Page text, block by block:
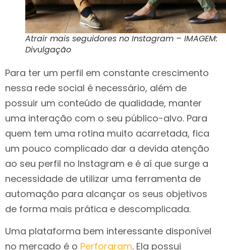
Atrair mais seguidores no Instagram – IMAGEM:
Divulgação
Para ter um perfil em constante crescimento
nessa rede social é necessário, além de
possuir um conteúdo de qualidade, manter
uma interação com o seu público-alvo. Para
quem tem uma rotina muito acarretada, fica
um pouco complicado dar a devida atenção
ao seu perfil no Instagram e é aí que surge a
necessidade de utilizar uma ferramenta de
automação para alcançar os seus objetivos
de forma mais prática e descomplicada.
Uma plataforma bem interessante disponível
no mercado é o Perforgram. Ela possui